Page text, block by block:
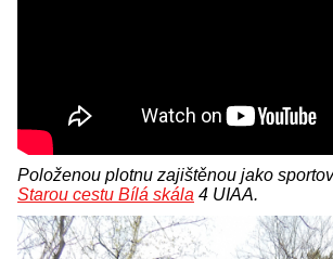
Položenou plotnu zajištěnou jako
Starou cestu Bílá skála 4 UIAA.